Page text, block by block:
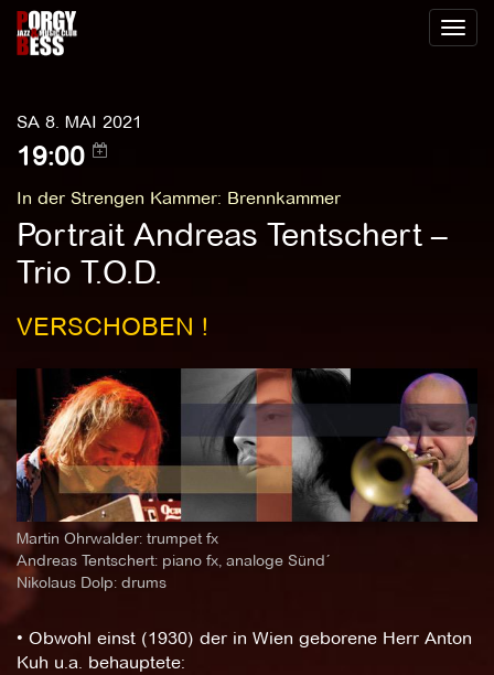
Toggle
SA 8. MAI 2021
19:00
In der Strengen Kammer: Brennkammer
Portrait Andreas Tentschert –
Trio T.O.D.
VERSCHOBEN !
Martin Ohrwalder: trumpet fx
Andreas Tentschert: piano fx, analoge Sünd´
Nikolaus Dolp: drums
• Obwohl einst (1930) der in Wien geborene Herr Anton
Kuh u.a. behauptete: